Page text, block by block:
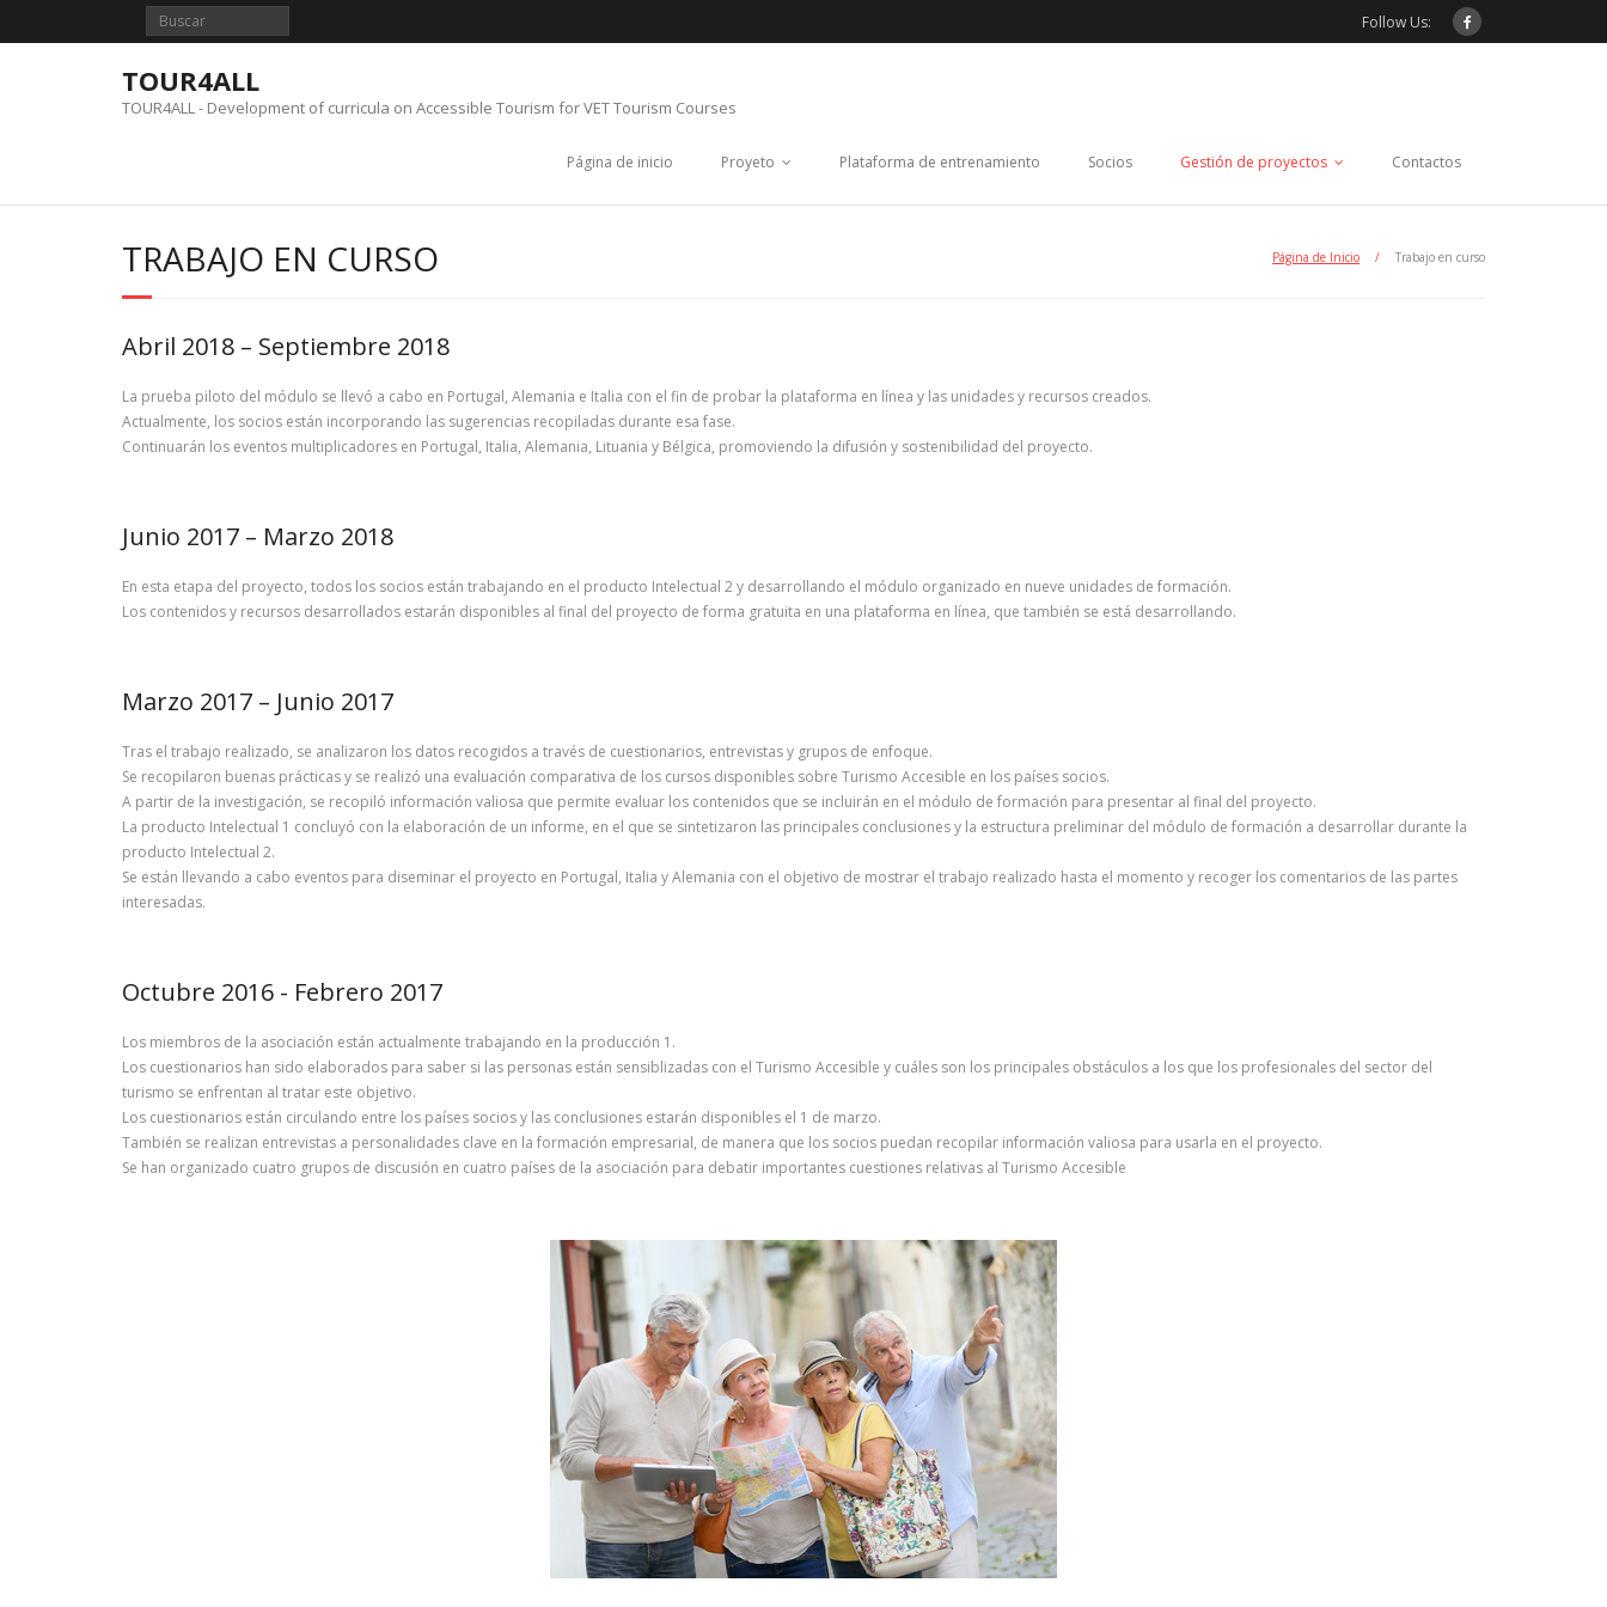
Follow Us:
TOUR4ALL
TOUR4ALL - Development of curricula on Accessible Tourism for VET Tourism Courses
Página de inicio Proyeto Plataforma de entrenamiento Socios Gestión de proyectos Contactos
TRABAJO EN CURSO Página de Inicio / Trabajo en curso
Abril 2018 – Septiembre 2018
La prueba piloto del módulo se llevó a cabo en Portugal, Alemania e Italia con el fin de probar la plataforma en línea y las unidades y recursos creados.
Actualmente, los socios están incorporando las sugerencias recopiladas durante esa fase.
Continuarán los eventos multiplicadores en Portugal, Italia, Alemania, Lituania y Bélgica, promoviendo la difusión y sostenibilidad del proyecto.
Junio 2017 – Marzo 2018
En esta etapa del proyecto, todos los socios están trabajando en el producto Intelectual 2 y desarrollando el módulo organizado en nueve unidades de formación.
Los contenidos y recursos desarrollados estarán disponibles al final del proyecto de forma gratuita en una plataforma en línea, que también se está desarrollando.
Marzo 2017 – Junio 2017
Tras el trabajo realizado, se analizaron los datos recogidos a través de cuestionarios, entrevistas y grupos de enfoque.
Se recopilaron buenas prácticas y se realizó una evaluación comparativa de los cursos disponibles sobre Turismo Accesible en los países socios.
A partir de la investigación, se recopiló información valiosa que permite evaluar los contenidos que se incluirán en el módulo de formación para presentar al final del proyecto.
La producto Intelectual 1 concluyó con la elaboración de un informe, en el que se sintetizaron las principales conclusiones y la estructura preliminar del módulo de formación a desarrollar durante la
producto Intelectual 2.
Se están llevando a cabo eventos para diseminar el proyecto en Portugal, Italia y Alemania con el objetivo de mostrar el trabajo realizado hasta el momento y recoger los comentarios de las partes
interesadas.
Octubre 2016 - Febrero 2017
Los miembros de la asociación están actualmente trabajando en la producción 1.
Los cuestionarios han sido elaborados para saber si las personas están sensiblizadas con el Turismo Accesible y cuáles son los principales obstáculos a los que los profesionales del sector del
turismo se enfrentan al tratar este objetivo.
Los cuestionarios están circulando entre los países socios y las conclusiones estarán disponibles el 1 de marzo.
También se realizan entrevistas a personalidades clave en la formación empresarial, de manera que los socios puedan recopilar información valiosa para usarla en el proyecto.
Se han organizado cuatro grupos de discusión en cuatro países de la asociación para debatir importantes cuestiones relativas al Turismo Accesible